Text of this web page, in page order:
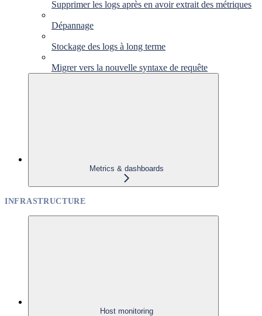
Supprimer les logs après en avoir extrait des métriques
Dépannage
Stockage des logs à long terme
Migrer vers la nouvelle syntaxe de requête
Metrics & dashboards
INFRASTRUCTURE
Host monitoring